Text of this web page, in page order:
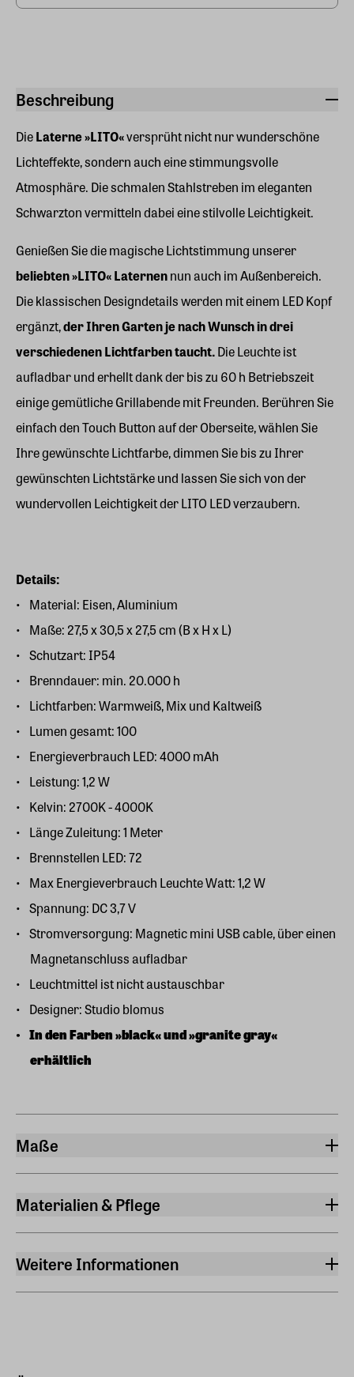
Beschreibung
DieLaterne »LITO«versprüht nicht nur wunderschöne
Lichteffekte, sondern auch eine stimmungsvolle
Atmosphäre. Die schmalen Stahlstreben im eleganten
Schwarzton vermitteln dabei eine stilvolle Leichtigkeit.
Genießen Sie die magische Lichtstimmung unserer
beliebten »LITO« Laternennun auch im Außenbereich.
Die klassischen Designdetails werden mit einem LED Kopf
ergänzt,der Ihren Garten je nach Wunsch in drei
verschiedenen Lichtfarben taucht.Die Leuchte ist
aufladbar und erhellt dank der bis zu 60 h Betriebszeit
einige gemütliche Grillabende mit Freunden. Berühren Sie
einfach den Touch Button auf der Oberseite, wählen Sie
Ihre gewünschte Lichtfarbe, dimmen Sie bis zu Ihrer
gewünschten Lichtstärke und lassen Sie sich von der
wundervollen Leichtigkeit der LITO LED verzaubern.
Details:
Material: Eisen, Aluminium
Maße: 27,5 x 30,5 x 27,5 cm (B x H x L)
Schutzart: IP54
Brenndauer: min. 20.000 h
Lichtfarben: Warmweiß, Mix und Kaltweiß
Lumen gesamt: 100
Energieverbrauch LED: 4000 mAh
Leistung: 1,2 W
Kelvin: 2700K - 4000K
Länge Zuleitung: 1 Meter
Brennstellen LED: 72
Max Energieverbrauch Leuchte Watt: 1,2 W
Spannung: DC 3,7 V
Stromversorgung: Magnetic mini USB cable, über einen
Magnetanschluss aufladbar
Leuchtmittel ist nicht austauschbar
Designer: Studio blomus
In den Farben »black« und »granite gray«
erhältlich
Maße
Länge
27,50 cm
Höhe
Materialien & Pflege
Weitere Informationen